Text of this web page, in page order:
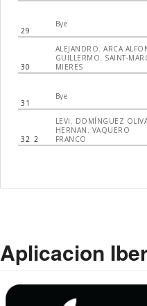
29
Bye
30
ALEJANDRO. ARCA
GUILLERMO. SAINT-
MIERES
31
Bye
32 2
LEVI. DOMÍNGUEZ
HERNAN. VAQUERO
FRANCO
Aplicacion